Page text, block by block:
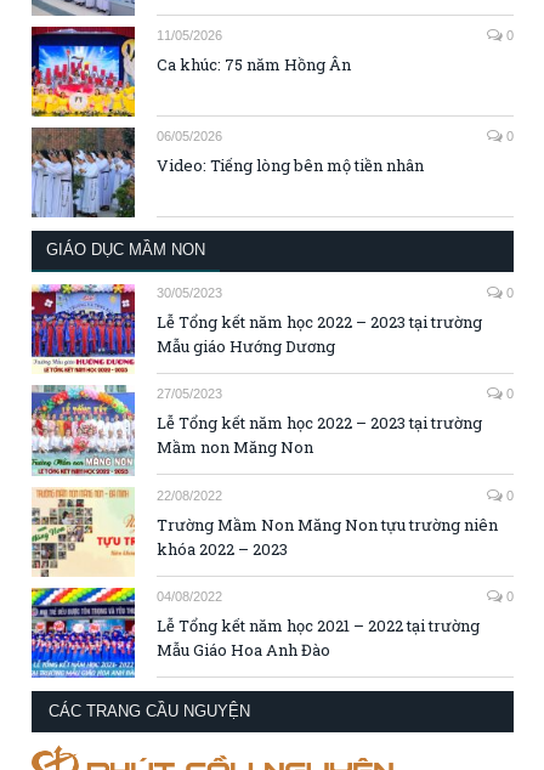
11/05/2026 0
Ca khúc: 75 năm Hồng Ân
06/05/2026 0
Video: Tiếng lòng bên mộ tiền nhân
GIÁO DỤC MẦM NON
30/05/2023 0
Lễ Tổng kết năm học 2022 – 2023 tại trường
Mẫu giáo Hướng Dương
27/05/2023 0
Lễ Tổng kết năm học 2022 – 2023 tại trường
Mầm non Măng Non
22/08/2022 0
Trường Mầm Non Măng Non tựu trường niên
khóa 2022 – 2023
04/08/2022 0
Lễ Tổng kết năm học 2021 – 2022 tại trường
Mẫu Giáo Hoa Anh Đào
CÁC TRANG CẦU NGUYỆN